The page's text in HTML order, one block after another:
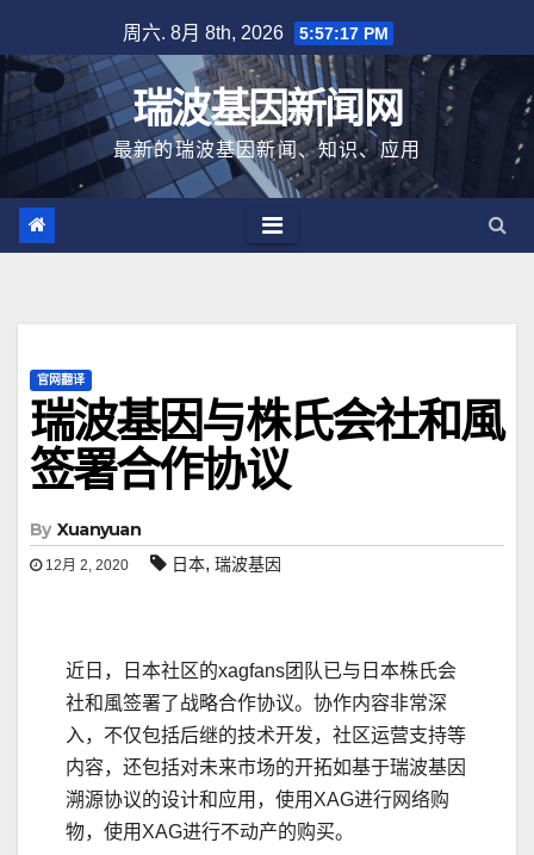
至
内
周六. 8月 8th, 2026 5:57:17 PM
瑞波基因新闻网
最新的瑞波基因新闻、知识、应用
官网翻译
瑞波基因与株氏会社和風
签署合作协议
By Xuanyuan
12月 2, 2020 日本, 瑞波基因
近日，日本社区的xagfans团队已与日本株氏会
社和風签署了战略合作协议。协作内容非常深
入，不仅包括后继的技术开发，社区运营支持等
内容，还包括对未来市场的开拓如基于瑞波基因
溯源协议的设计和应用，使用XAG进行网络购
物，使用XAG进行不动产的购买。